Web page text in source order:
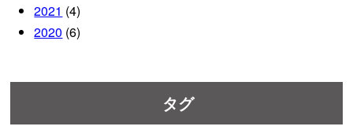
2021 (4)
2020 (6)
タグ